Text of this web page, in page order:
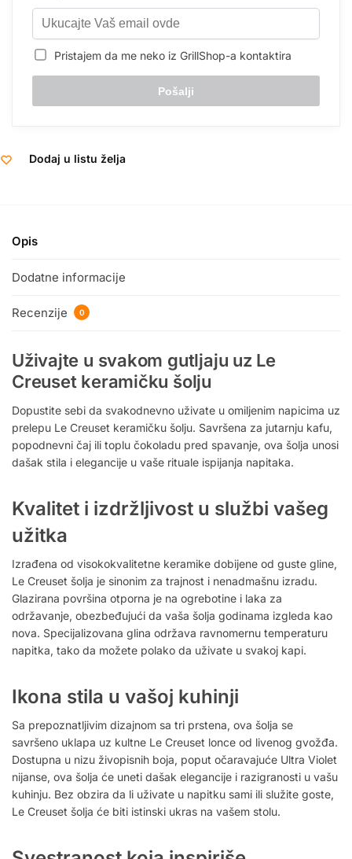
Pristajem da me neko iz GrillShop-a kontaktira
Dodaj u listu želja
Opis
Dodatne informacije
Recenzije 0
Uživajte u svakom gutljaju uz Le
Creuset keramičku šolju
Dopustite sebi da svakodnevno uživate u omiljenim napicima uz
prelepu Le Creuset keramičku šolju. Savršena za jutarnju kafu,
popodnevni čaj ili toplu čokoladu pred spavanje, ova šolja unosi
dašak stila i elegancije u vaše rituale ispijanja napitaka.
Kvalitet i izdržljivost u službi vašeg
užitka
Izrađena od visokokvalitetne keramike dobijene od guste gline,
Le Creuset šolja je sinonim za trajnost i nenadmašnu izradu.
Glazirana površina otporna je na ogrebotine i laka za
održavanje, obezbeđujući da vaša šolja godinama izgleda kao
nova. Specijalizovana glina održava ravnomernu temperaturu
napitka, tako da možete polako da uživate u svakoj kapi.
Ikona stila u vašoj kuhinji
Sa prepoznatljivim dizajnom sa tri prstena, ova šolja se
savršeno uklapa uz kultne Le Creuset lonce od livenog gvožđa.
Dostupna u nizu živopisnih boja, poput očaravajuće Ultra Violet
nijanse, ova šolja će uneti dašak elegancije i razigranosti u vašu
kuhinju. Bez obzira da li uživate u napitku sami ili služite goste,
Le Creuset šolja će biti istinski ukras na vašem stolu.